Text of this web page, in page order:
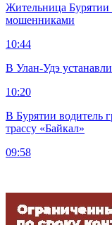
Жительница Бурятии
мошенниками
10:44
В Улан-Удэ
10:20
В Бурятии водитель
трассу «Байкал»
09:58